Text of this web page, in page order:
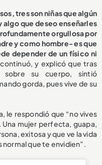
tres son niñas que algún
algo que deseo enseñarles
orgullosa por
y como hombre- es que
depender de un físico ni
y explicó que tras
su cuerpo, sintió
gorda, pues vive de su
le respondió que “no vives
mujer perfecta, guapa,
exitosa y que ve la vida
que te envidien”.